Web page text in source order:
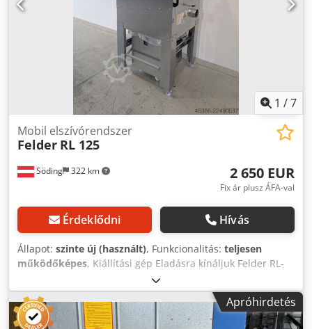
1 /7
Söding 322 km
Mobil elszívórendszer
Felder RL 125
2 650 EUR
Fix ár plusz ÁFA-val
Érdeklődni Hívás
Állapot: szinte új (használt), Funkcionalitás: teljesen
működőképes, Kiállítási gép Eladásra kínáljuk Felder RL-
125 típusú, tiszta levegőt szűrő, portalanító
berendezésünket, melyet bemutatótermünkben tartunk, és
melynek maximális légáramlása 1900 m³/h. A berendezés
újszerű állapotban van, és szakembereink ellenőrizték és
Apróhirdetés